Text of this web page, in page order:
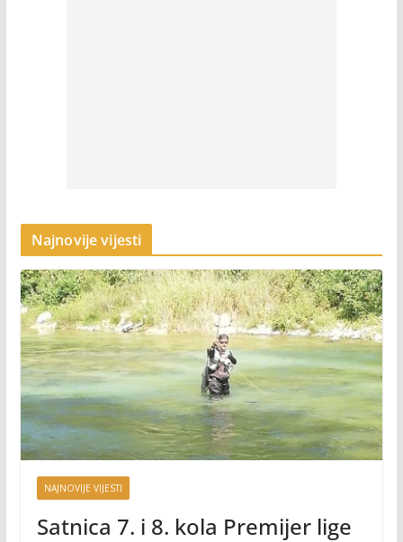
Najnovije vijesti
NAJNOVIJE VIJESTI
Satnica 7. i 8. kola Premijer lige